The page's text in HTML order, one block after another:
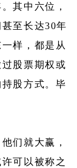
其中六位，
至长达30年
样，都是从
股票期权或
股方式。毕
们就大赢，
可以被称之